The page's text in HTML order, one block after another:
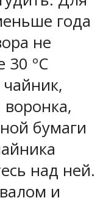
года
не
30 ºС
чайник,
воронка,
бумаги
над ней.
и